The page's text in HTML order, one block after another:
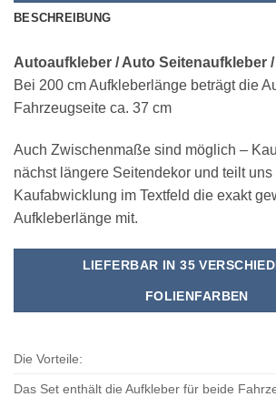
BESCHREIBUNG
Autoaufkleber / Auto Seitenaufkleber
Bei 200 cm Aufkleberlänge beträgt die
Fahrzeugseite ca. 37 cm
Auch Zwischenmaße sind möglich –
nächst längere Seitendekor und teilt
Kaufabwicklung im Textfeld die exakt
Aufkleberlänge mit.
LIEFERBAR IN 35
FOLIENFARBEN
Die Vorteile:
Das Set enthält die Aufkleber für beide